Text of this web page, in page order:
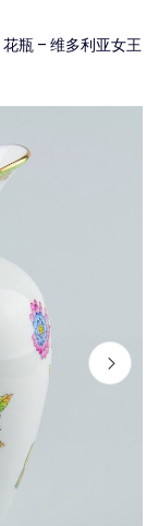
花瓶 – 维多利亚女王